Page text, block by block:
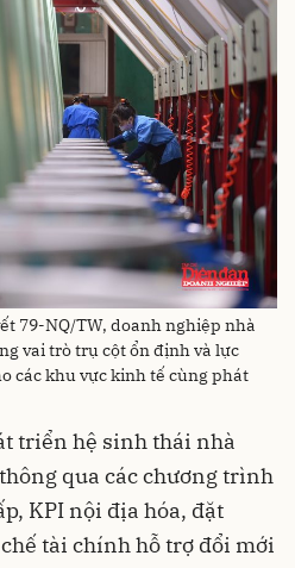
79-NQ/TW, doanh nghiệp nhà
vai trò trụ cột ổn định và lực
các khu vực kinh tế cùng phát
triển hệ sinh thái nhà
qua các chương trình
KPI nội địa hóa, đặt
tài chính hỗ trợ đổi mới